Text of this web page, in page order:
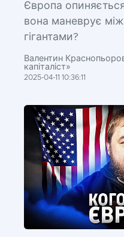
Європа
вона маневрує
гігантами?
Валентин
капіталіст»
2025-04-11 10:36:11